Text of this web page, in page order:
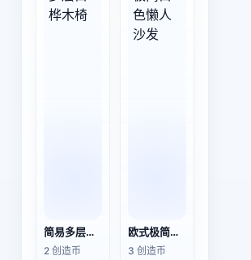
简易多层白桦木椅
2 创造币
欧式极简白色懒人沙发
3 创造币